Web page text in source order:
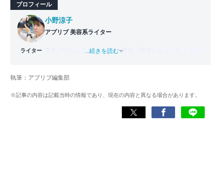
プロフィール
ライター
小野涼子
アプリブ 美容系ライター
学生の頃からファッションや美容に興味があり、ネイリス
たため、アパレル系ECサイトのライターを経験。アプリブ
の美容トレンドに特化したライターとして活躍している。
現在は美容の知識を活かして、自撮りアプリ
...続きを読む
執筆：アプリブ編集部
※記事の内容は記載当時の情報であり、現在の内容と異なる場合があります。